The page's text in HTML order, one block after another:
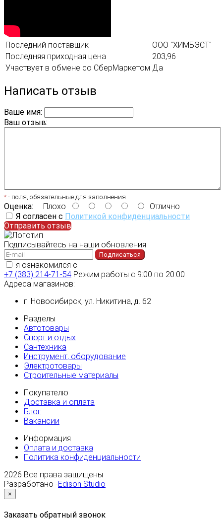
Последний поставщик
ООО "ХИМБЭСТ"
Последняя приходная цена
203,96
Участвует в обмене со СберМаркетом Да
Написать отзыв
Ваше имя:
Ваш отзыв:
* - поля, обязательные для заполнения
Оценка: Плохо
Отлично
Я согласен с Политикой конфиденциальности
Отправить отзыв
Подписывайтесь на наши обновления
Подписаться
я ознакомился с
+7 (383) 214-71-54 Режим работы с 9:00 по 20:00
Адреса магазинов:
г. Новосибирск, ул. Никитина, д. 62
Разделы
Автотовары
Спорт и отдых
Сантехника
Инструмент, оборудование
Электротовары
Строительные материалы
Покупателю
Доставка и оплата
Блог
Вакансии
Информация
Оплата и доставка
Политика конфиденциальности
2026 Все права защищены
Разработано -Edison Studio
×
Заказать обратный звонок